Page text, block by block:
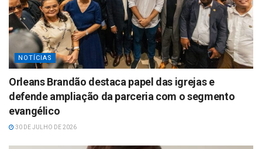
NOTÍCIAS
Orleans Brandão destaca papel das igrejas e
defende ampliação da parceria com o segmento
evangélico
30 DE JULHO DE 2026